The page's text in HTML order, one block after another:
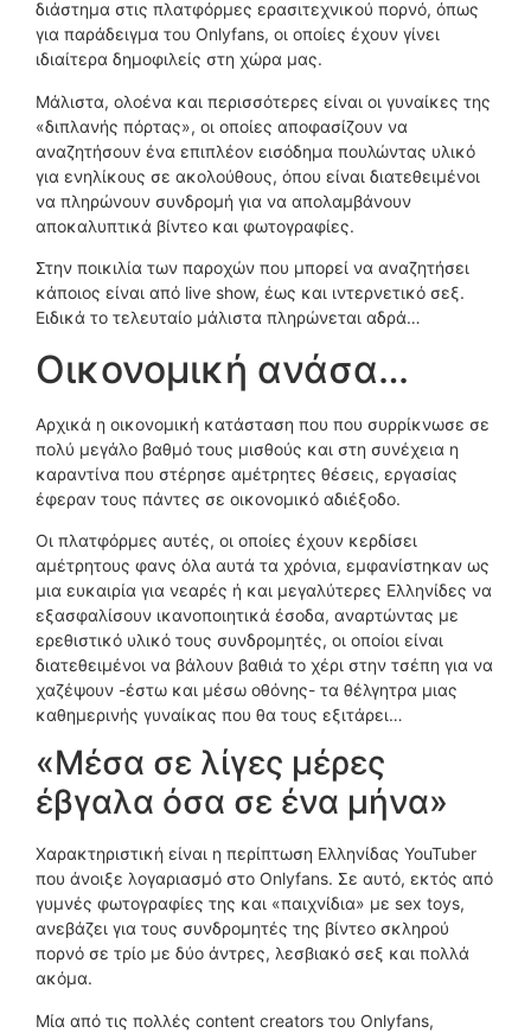
διάστημα στις πλατφόρμες ερασιτεχνικού πορνό, όπως
για παράδειγμα του Onlyfans, οι οποίες έχουν γίνει
ιδιαίτερα δημοφιλείς στη χώρα μας.
Μάλιστα, ολοένα και περισσότερες είναι οι γυναίκες της
«διπλανής πόρτας», οι οποίες αποφασίζουν να
αναζητήσουν ένα επιπλέον εισόδημα πουλώντας υλικό
για ενηλίκους σε ακολούθους, όπου είναι διατεθειμένοι
να πληρώνουν συνδρομή για να απολαμβάνουν
αποκαλυπτικά βίντεο και φωτογραφίες.
Στην ποικιλία των παροχών που μπορεί να αναζητήσει
κάποιος είναι από live show, έως και ιντερνετικό σεξ.
Ειδικά το τελευταίο μάλιστα πληρώνεται αδρά…
Οικονομική ανάσα…
Αρχικά η οικονομική κατάσταση που που συρρίκνωσε σε
πολύ μεγάλο βαθμό τους μισθούς και στη συνέχεια η
καραντίνα που στέρησε αμέτρητες θέσεις, εργασίας
έφεραν τους πάντες σε οικονομικό αδιέξοδο.
Οι πλατφόρμες αυτές, οι οποίες έχουν κερδίσει
αμέτρητους φανς όλα αυτά τα χρόνια, εμφανίστηκαν ως
μια ευκαιρία για νεαρές ή και μεγαλύτερες Ελληνίδες να
εξασφαλίσουν ικανοποιητικά έσοδα, αναρτώντας με
ερεθιστικό υλικό τους συνδρομητές, οι οποίοι είναι
διατεθειμένοι να βάλουν βαθιά το χέρι στην τσέπη για να
χαζέψουν -έστω και μέσω οθόνης- τα θέλγητρα μιας
καθημερινής γυναίκας που θα τους εξιτάρει…
«Μέσα σε λίγες μέρες
έβγαλα όσα σε ένα μήνα»
Χαρακτηριστική είναι η περίπτωση Ελληνίδας YouTuber
που άνοιξε λογαριασμό στο Onlyfans. Σε αυτό, εκτός από
γυμνές φωτογραφίες της και «παιχνίδια» με sex toys,
ανεβάζει για τους συνδρομητές της βίντεο σκληρού
πορνό σε τρίο με δύο άντρες, λεσβιακό σεξ και πολλά
ακόμα.
Μία από τις πολλές content creators του Onlyfans,